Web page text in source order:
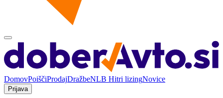
DomovPoiščiProdajDražbeNLB Hitri lizingNovice
Prijava